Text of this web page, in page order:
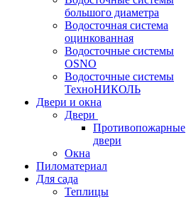
большого диаметра
Водосточная система
оцинкованная
Водосточные системы
OSNO
Водосточные системы
ТехноНИКОЛЬ
Двери и окна
Двери
Противопожарные
двери
Окна
Пиломатериал
Для сада
Теплицы